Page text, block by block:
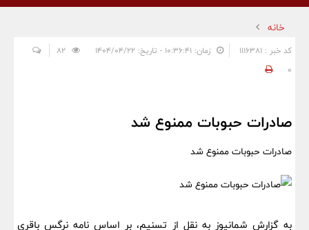
وضعیت
ناوبری
خانه
کد خبر : 1116381 زمان: ۱۰:۳۶:۴۱ - تاریخ: ۱۴۰۴/۰۴/۲۲
0
صادرات حبوبات ممنوع شد
صادرات حبوبات ممنوع شد
به گزارش شمانیوز به نقل از تسنیم، بر اساس نامه نرگس باقری